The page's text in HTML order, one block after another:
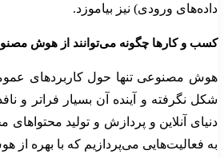
داده‌های ورودی) نیز بیاموزد.
کسب‌ و کارها چگونه می‌توانند از هوش
هوش مصنوعی تنها حول کاربردهای
شکل نگرفته و آینده آن بسیار فراتر و
دنیای آنلاین و پردازش و تولید
به فعالیت‌هایی می‌پردازیم که با بهره از